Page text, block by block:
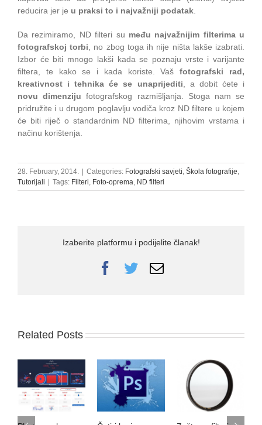
reducira jer je u praksi to i najvažniji podatak
Da rezimiramo, ND filteri su među najvažnijim filterima u
fotografskoj torbi , no zbog toga ih nije ništa lakše izabrati.
Izbor će biti mnogo lakši kada se poznaju vrste i varijante
filtera, te kako se i kada koriste. Vašfotografski rad,
kreativnost i tehnika će se unaprijediti , a dobit ćete i
novu dimenziju fotografskog razmišljanja. Stoga nam se
pridružite i u drugom poglavlju vodiča kroz ND filtere u kojem
će biti riječ o standardnim ND filterima, njihovim vrstama i
načinu korištenja.
28. February, 2014. | Categories: Fotografski savjeti Škola fotografije
Tutorijali | Tags: Filteri Foto-oprema ND filteri
Izaberite platformu i podijelite članak!
Facebook
TwitterEmail
Related Posts